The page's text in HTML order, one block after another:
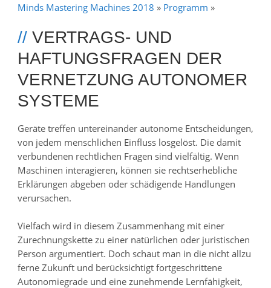
Minds Mastering Machines 2018 » Programm »
// VERTRAGS- UND
HAFTUNGSFRAGEN DER
VERNETZUNG AUTONOMER
SYSTEME
Geräte treffen untereinander autonome Entscheidungen,
von jedem menschlichen Einfluss losgelöst. Die damit
verbundenen rechtlichen Fragen sind vielfältig. Wenn
Maschinen interagieren, können sie rechtserhebliche
Erklärungen abgeben oder schädigende Handlungen
verursachen.
Vielfach wird in diesem Zusammenhang mit einer
Zurechnungskette zu einer natürlichen oder juristischen
Person argumentiert. Doch schaut man in die nicht allzu
ferne Zukunft und berücksichtigt fortgeschrittene
Autonomiegrade und eine zunehmende Lernfähigkeit,